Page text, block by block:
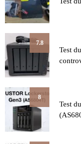
7.8
Test
8
Test